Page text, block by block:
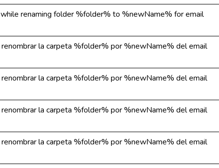
renaming folder %folder% to %newName% for email
renombrar la carpeta %folder% por %newName% del email
renombrar la carpeta %folder% por %newName% del email
renombrar la carpeta %folder% por %newName% del email
renombrar la carpeta %folder% por %newName% del email